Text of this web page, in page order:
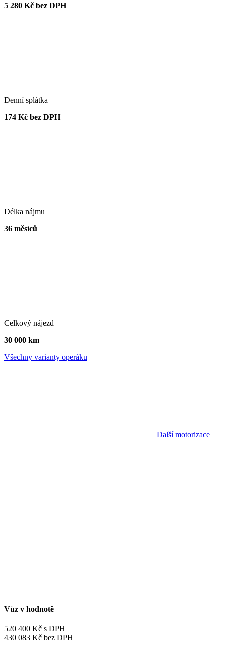
5 280 Kč bez DPH
Denní splátka
174 Kč bez DPH
Délka nájmu
36 měsíců
Celkový nájezd
30 000 km
Všechny varianty operáku
Další motorizace
Vůz v hodnotě
520 400 Kč s DPH
430 083 Kč bez DPH